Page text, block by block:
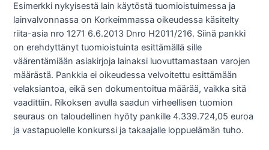
Esimerkki nykyisestä lain käytöstä tuomioistuimessa ja
lainvalvonnassa on Korkeimmassa oikeudessa käsitelty
riita-asia nro 1271 6.6.2013 Dnro H2011/216. Siinä pankki
on erehdyttänyt tuomioistuinta esittämällä sille
väärentämiään asiakirjoja lainaksi luovuttamastaan varojen
määrästä. Pankkia ei oikeudessa velvoitettu esittämään
velaksiantoa, eikä sen dokumentoitua määrää, vaikka sitä
vaadittiin. Rikoksen avulla saadun virheellisen tuomion
seuraus on taloudellinen hyöty pankille 4.339.724,05 euroa
ja vastapuolelle konkurssi ja takaajalle loppuelämän tuho.